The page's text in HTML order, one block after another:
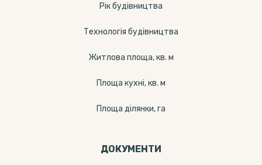
Рік будівництва
Технологія будівництва
Житлова площа, кв. м
Площа кухні, кв. м
Площа ділянки, га
ДОКУМЕНТИ